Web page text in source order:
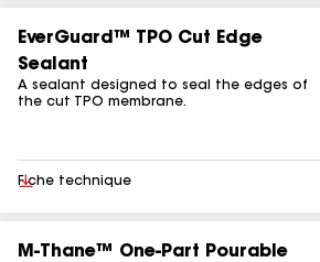
EverGuard™ TPO Cut Edge
Sealant
A sealant designed to seal the edges of
the cut TPO membrane.
Télécharger
Fiche technique
M-Thane™ One-Part Pourable